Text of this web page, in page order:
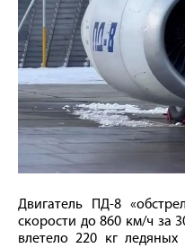
Двигатель ПД-8
скорости до 860 км/ч за
влетело 220 кг